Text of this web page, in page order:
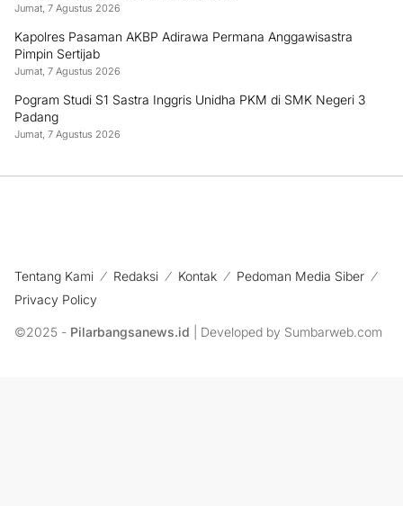
Jumat, 7 Agustus 2026
Kapolres Pasaman AKBP Adirawa Permana Anggawisastra
Pimpin Sertijab
Jumat, 7 Agustus 2026
Pogram Studi S1 Sastra Inggris Unidha PKM di SMK Negeri 3
Padang
Jumat, 7 Agustus 2026
Tentang Kami Redaksi Kontak
Pedoman Media Siber
Privacy Policy
©2025 - Pilarbangsanews.id | Developed by Sumbarweb.com